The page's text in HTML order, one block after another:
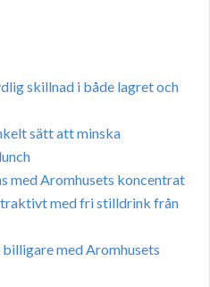
skillnad i både lagret och
sätt att minska
med Aromhusets koncentrat
med fri stilldrink från
med Aromhusets